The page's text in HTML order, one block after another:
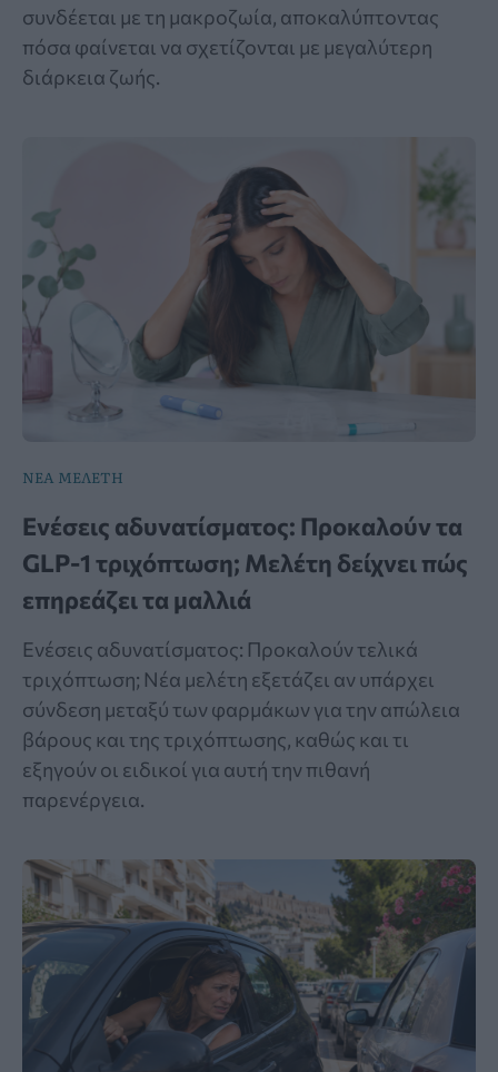
συνδέεται με τη μακροζωία, αποκαλύπτοντας
πόσα φαίνεται να σχετίζονται με μεγαλύτερη
διάρκεια ζωής.
ΝΕΑ ΜΕΛΕΤΗ
Ενέσεις αδυνατίσματος: Προκαλούν τα
GLP-1 τριχόπτωση; Μελέτη δείχνει πώς
επηρεάζει τα μαλλιά
Ενέσεις αδυνατίσματος: Προκαλούν τελικά
τριχόπτωση; Νέα μελέτη εξετάζει αν υπάρχει
σύνδεση μεταξύ των φαρμάκων για την απώλεια
βάρους και της τριχόπτωσης, καθώς και τι
εξηγούν οι ειδικοί για αυτή την πιθανή
παρενέργεια.